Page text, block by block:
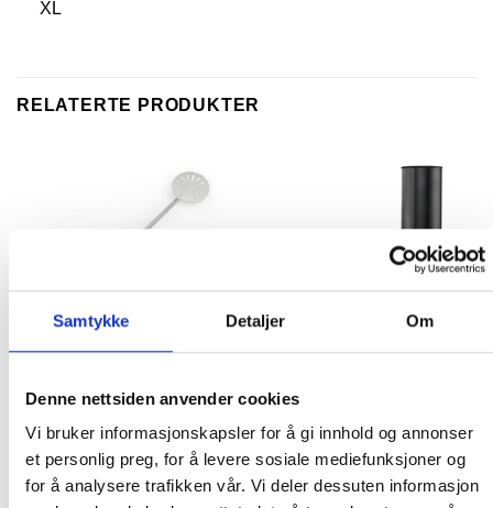
Samtykke Detaljer Om
Denne nettsiden anvender cookies
Vi bruker informasjonskapsler for å gi innhold og annonser
et personlig preg, for å levere sosiale mediefunksjoner og
for å analysere trafikken vår. Vi deler dessuten informasjon
XL
RELATERTE PRODUKTER
Gozney Vendespade for
949.00kr
KJØP
Gozney Dome Neapolitan
2,899.00kr
IKKE PÅ LAGER